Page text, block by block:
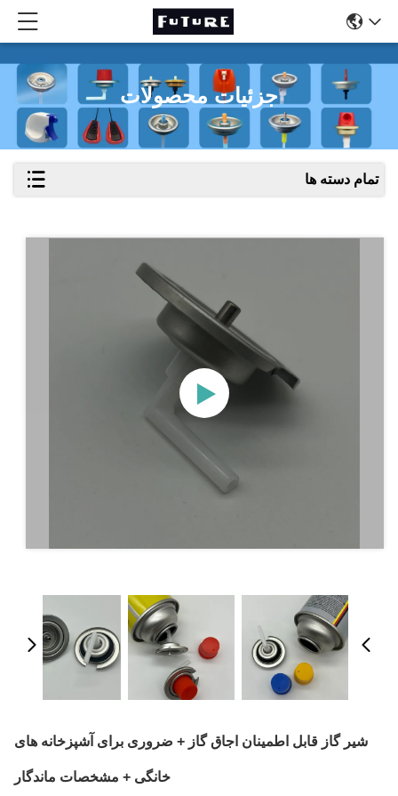
جزئیات محصولات
تمام دسته ها
شیر گاز قابل اطمینان اجاق گاز + ضروری برای آشپزخانه های
خانگی + مشخصات ماندگار